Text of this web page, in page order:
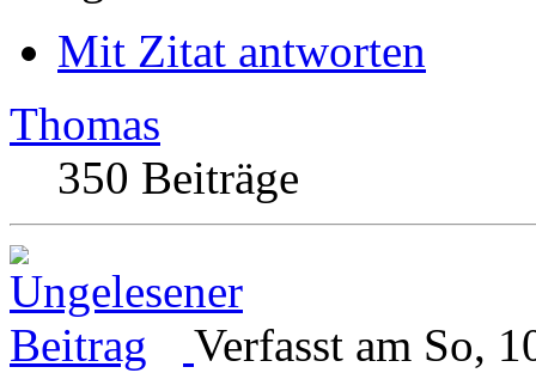
Mit Zitat antworten
Thomas
350 Beiträge
Verfasst am So,